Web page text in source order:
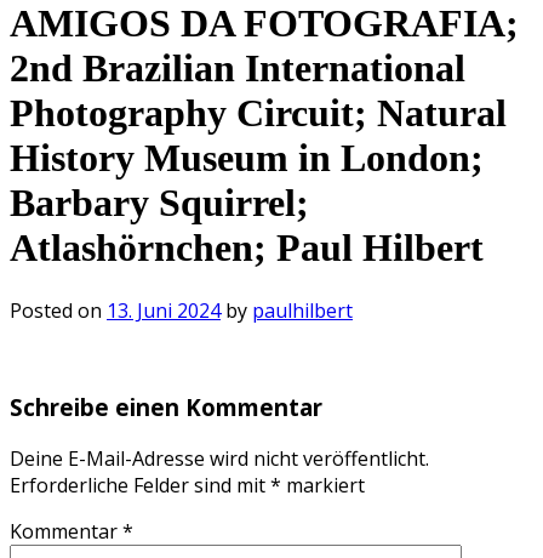
AMIGOS DA FOTOGRAFIA;
2nd Brazilian International
Photography Circuit; Natural
History Museum in London;
Barbary Squirrel;
Atlashörnchen; Paul Hilbert
Posted on 13. Juni 2024by paulhilbert
Schreibe einen Kommentar
Deine E-Mail-Adresse wird nicht veröffentlicht.
Erforderliche Felder sind mit* markiert
Kommentar*